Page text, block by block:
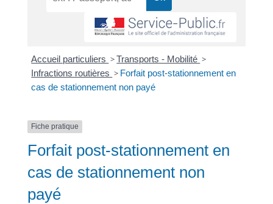
Accueil particuliers >Transports - Mobilité >
Infractions routières > Forfait post-stationnement en
cas de stationnement non payé
Fiche pratique
Forfait post-stationnement en
cas de stationnement non
payé